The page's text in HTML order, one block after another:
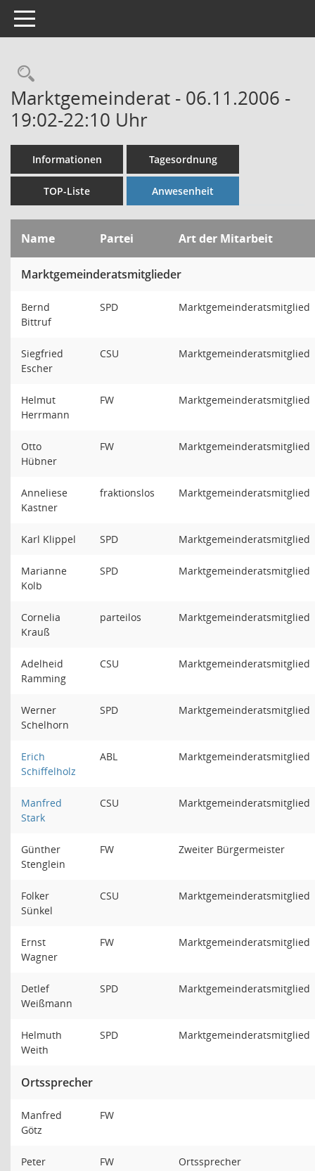
Toggle navigation
Rechercheauswahl
Marktgemeinderat - 06.11.2006 -
19:02-22:10 Uhr
Informationen Tagesordnung
TOP-Liste Anwesenheit
Name Partei Art der Mitarbeit
Marktgemeinderatsmitglieder
Bernd
Bittruf
SPD Marktgemeinderatsmitglied
Siegfried
Escher
CSU Marktgemeinderatsmitglied
Helmut
Herrmann
FW Marktgemeinderatsmitglied
Otto
Hübner
FW Marktgemeinderatsmitglied
Anneliese
Kastner
fraktionslos Marktgemeinderatsmitglied
Karl Klippel SPD Marktgemeinderatsmitglied
Marianne
Kolb
SPD Marktgemeinderatsmitglied
Cornelia
Krauß
parteilos Marktgemeinderatsmitglied
Adelheid
Ramming
CSU Marktgemeinderatsmitglied
Werner
Schelhorn
SPD Marktgemeinderatsmitglied
Erich
Schiffelholz
ABL Marktgemeinderatsmitglied
Manfred
Stark
CSU Marktgemeinderatsmitglied
Günther
Stenglein
FW Zweiter Bürgermeister
Folker
Sünkel
CSU Marktgemeinderatsmitglied
Ernst
Wagner
FW Marktgemeinderatsmitglied
Detlef
Weißmann
SPD Marktgemeinderatsmitglied
Helmuth
Weith
SPD Marktgemeinderatsmitglied
Ortssprecher
Manfred
Götz
FW
Peter
FW Ortssprecher